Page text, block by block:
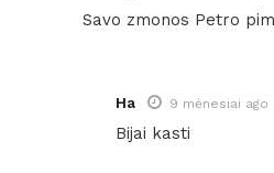
Savo zmonos Petro
Ha 9 mėnesiai ago
Bijai kasti